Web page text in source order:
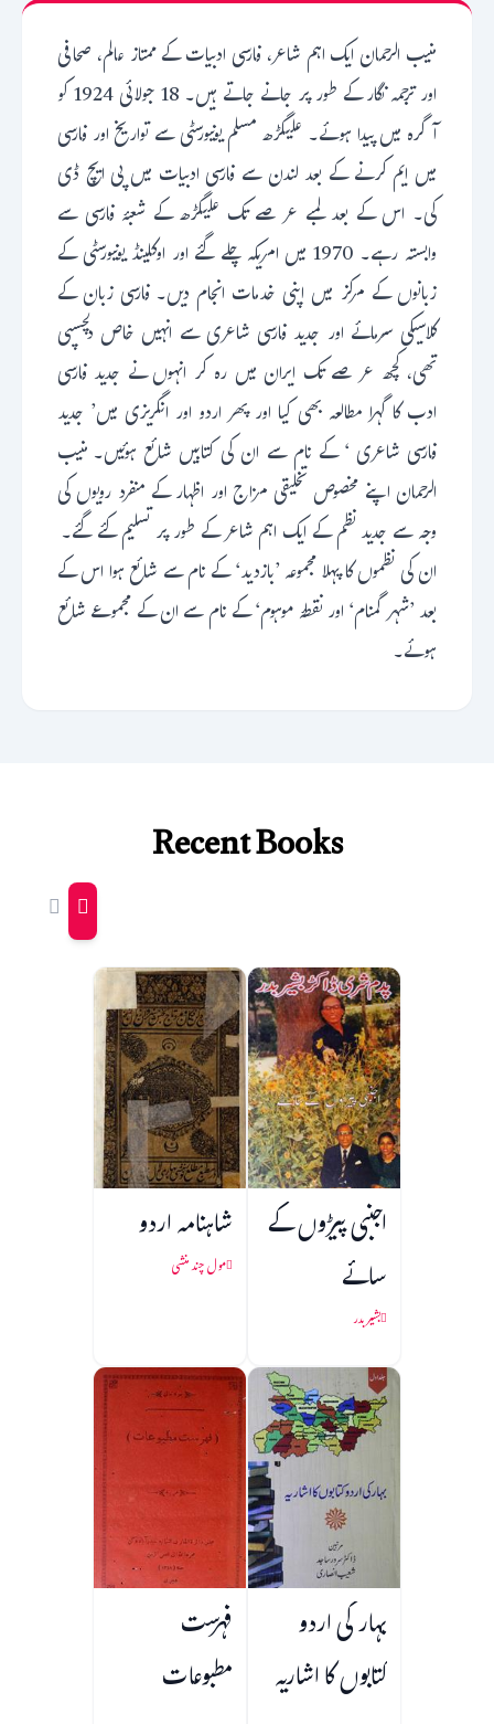
منیب الرحمان ایک اہم شاعر، فارسی ادبیات کے ممتاز عالم، صحافی
اور ترجمہ نگار کے طور پر جانے جاتے ہیں۔ 18 جولائی 1924 کو
آگرہ میں پیدا ہوئے۔ علیگڑھ مسلم یونیورسٹی سے تواریخ اور فارسی
میں ایم کرنے کے بعد لندن سے فارسی ادبیات میں پی ایچ ڈی
کی۔ اس کے بعد لمبے عرصے تک علیگڑھ کے شعبۂ فارسی سے
وابستہ رہے۔ 1970 میں امریکہ چلے گئے اور اوکلینڈ یونیورسٹی کے
زبانوں کے مرکز میں اپنی خدمات انجام دیں۔ فارسی زبان کے
کلاسیکی سرمائے اور جدید فارسی شاعری سے انہیں خاص دلچسپی
تھی، کچھ عرصے تک ایران میں رہ کر انہوں نے جدید فارسی
ادب کا گہرا مطالعہ بھی کیا اور پھر اردو اور انگریزی میں’ جدید
فارسی شاعری ‘ کے نام سے ان کی کتابیں شائع ہوئیں۔ منیب
الرحمان اپنے مخصوص تخلیقی مزاج اور اظہار کے منفرد رویوں کی
وجہ سے جدید نظم کے ایک اہم شاعر کے طور پر تسلیم کئے گئے۔
ان کی نظموں کا پہلا مجموعہ ’بازدید‘ کے نام سے شائع ہوا اس کے
بعد ’شہر گمنام‘ اور نقطۂ موہوم‘ کے نام سے ان کے مجموعے شائع
ہوئے۔
Recent Books
اجنبی پیڑوں کے
سائے
بشیر بدر
شاہنامہ اردو
مول چند منشی
بہار کی اردو
کتابوں کا اشاریہ
فہرست
مطبوعات